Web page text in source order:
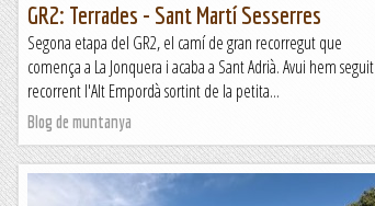
GR2: Terrades - Sant Martí Sesserres
Segona etapa del GR2, el camí de gran recorregut que
comença a La Jonquera i acaba a Sant Adrià. Avui hem seguit
recorrent l'Alt Empordà sortint de la petita...
Blog de muntanya